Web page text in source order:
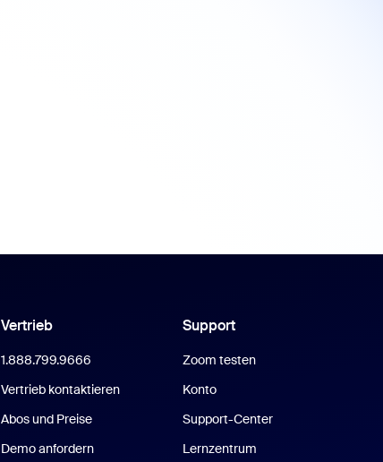
Vertrieb
1.888.799.9666
Vertrieb kontaktieren
Abos und Preise
Demo anfordern
Support
Zoom testen
Konto
Support-Center
Lernzentrum